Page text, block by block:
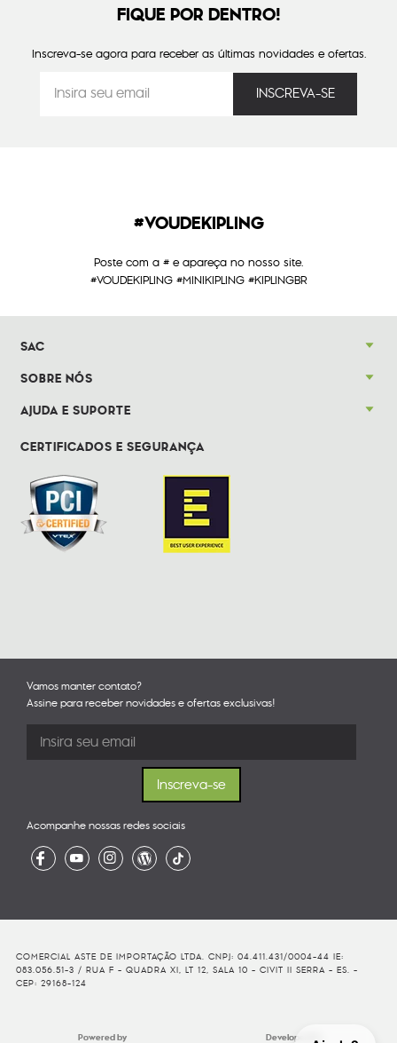
FIQUE POR DENTRO!
Inscreva-se agora para receber as últimas novidades e ofertas.
#VOUDEKIPLING
Poste com a # e apareça no nosso site.
#VOUDEKIPLING #MINIKIPLING #KIPLINGBR
SAC
SOBRE NÓS
AJUDA E SUPORTE
CERTIFICADOS E SEGURANÇA
Vamos manter contato?
Assine para receber novidades e ofertas exclusivas!
Acompanhe nossas redes sociais
COMERCIAL ASTE DE IMPORTAÇÃO LTDA. CNPJ: 04.411.431/0004-44 IE:
083.056.51-3 / RUA F - QUADRA XI, LT 12, SALA 10 - CIVIT II SERRA - ES. -
CEP: 29168-124
Powered by Developed By